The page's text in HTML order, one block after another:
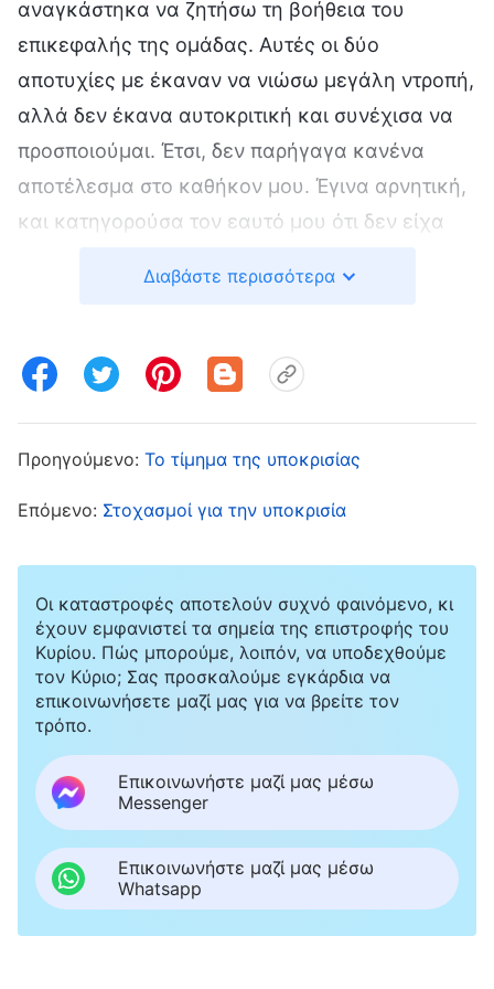
αναγκάστηκα να ζητήσω τη βοήθεια του
επικεφαλής της ομάδας. Αυτές οι δύο
αποτυχίες με έκαναν να νιώσω μεγάλη ντροπή,
αλλά δεν έκανα αυτοκριτική και συνέχισα να
προσποιούμαι. Έτσι, δεν παρήγαγα κανένα
αποτέλεσμα στο καθήκον μου. Έγινα αρνητική,
και κατηγορούσα τον εαυτό μου ότι δεν είχα
παραγωγή βίντεο. Ένιωθα πραγματικά
ήθελα να μιλήσω σε κάποιον για την
κατάστασή μου, αλλά φοβόμουν ότι αν οι άλλοι
θα με περιφρονούσαν, οπότε δεν ήθελα να
ανοιχτώ.
Μια φορά, ο επικεφαλής της ομάδας μού
πρότεινε κάτι, λέγοντας: «Στις συναθροίσεις,
δεν συναναστρέφεσαι πάνω στη βιωματική σου
κατανόηση των λόγων του Θεού ούτε μιλάς για
τη διαφθορά και τα ελαττώματά σου, ή τις
δυσκολίες που συναντάς στο καθήκον σου.
Φαίνεται σαν να λες μόνο λόγια και δόγματα
για να κάνεις φιγούρα». Συνειδητοποίησα ότι ο
επικεφαλής της ομάδας με είχε καταλάβει και
ντράπηκα πολύ. Έγινα κατακόκκινη και
Διαβάστε περισσότερα
Προηγούμενο: Το τίμημα της υποκρισίας
Επόμενο: Στοχασμοί για την υποκρισία
Οι καταστροφές αποτελούν συχνό φαινόμενο, κι
έχουν εμφανιστεί τα σημεία της επιστροφής του
Κυρίου. Πώς μπορούμε, λοιπόν, να υποδεχθούμε
τον Κύριο; Σας προσκαλούμε εγκάρδια να
επικοινωνήσετε μαζί μας για να βρείτε τον
τρόπο.
Επικοινωνήστε μαζί μας μέσω
Messenger
Επικοινωνήστε μαζί μας μέσω
Whatsapp